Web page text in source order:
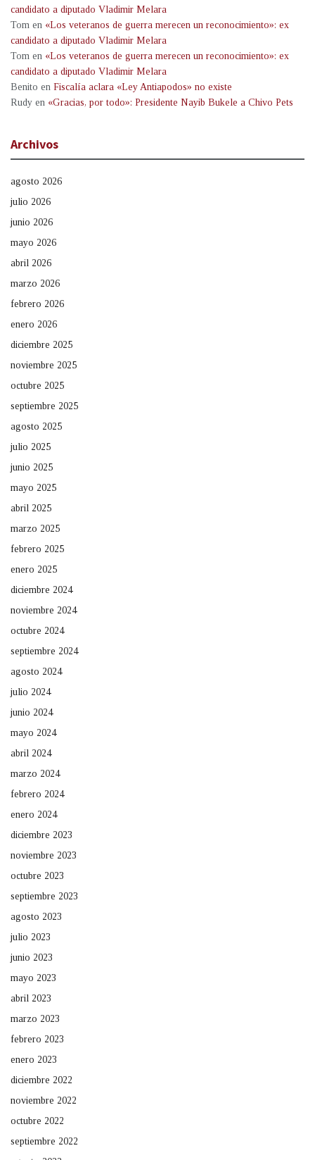
candidato a diputado Vladimir Melara
Tom en «Los veteranos de guerra merecen un reconocimiento»: ex
candidato a diputado Vladimir Melara
Tom en «Los veteranos de guerra merecen un reconocimiento»: ex
candidato a diputado Vladimir Melara
Benito en Fiscalía aclara «Ley Antiapodos» no existe
Rudy en «Gracias, por todo»: Presidente Nayib Bukele a Chivo Pets
Archivos
agosto 2026
julio 2026
junio 2026
mayo 2026
abril 2026
marzo 2026
febrero 2026
enero 2026
diciembre 2025
noviembre 2025
octubre 2025
septiembre 2025
agosto 2025
julio 2025
junio 2025
mayo 2025
abril 2025
marzo 2025
febrero 2025
enero 2025
diciembre 2024
noviembre 2024
octubre 2024
septiembre 2024
agosto 2024
julio 2024
junio 2024
mayo 2024
abril 2024
marzo 2024
febrero 2024
enero 2024
diciembre 2023
noviembre 2023
octubre 2023
septiembre 2023
agosto 2023
julio 2023
junio 2023
mayo 2023
abril 2023
marzo 2023
febrero 2023
enero 2023
diciembre 2022
noviembre 2022
octubre 2022
septiembre 2022